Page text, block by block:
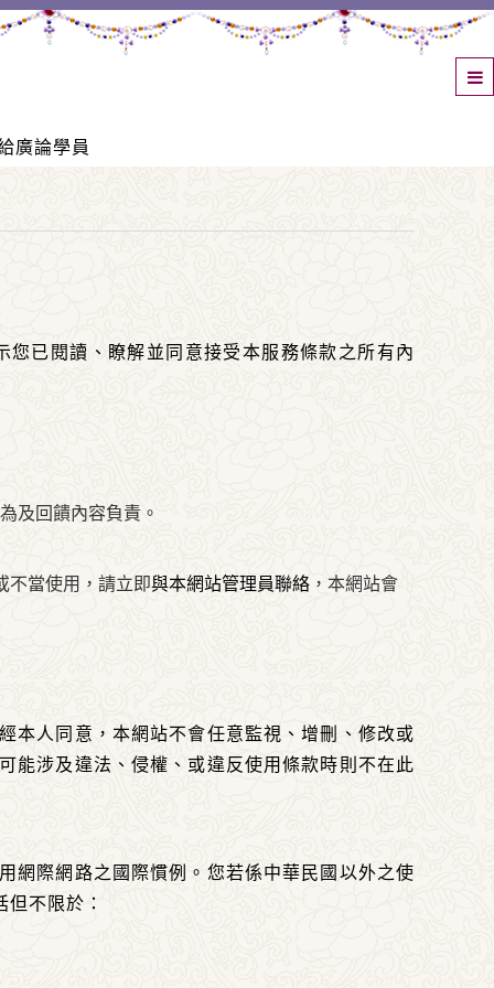
廣論學員
已閱讀、瞭解並同意接受本服務條款之所有內
及回饋內容負責。
不當使用，請立即與本網站管理員聯絡 ，本網站會
本人同意，本網站不會任意監視、增刪、修改或
能涉及違法、侵權、或違反使用條款時則不在此
網際網路之國際慣例。您若係中華民國以外之使
不限於：